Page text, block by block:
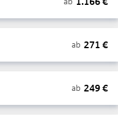
ab 271 €
ab 249€